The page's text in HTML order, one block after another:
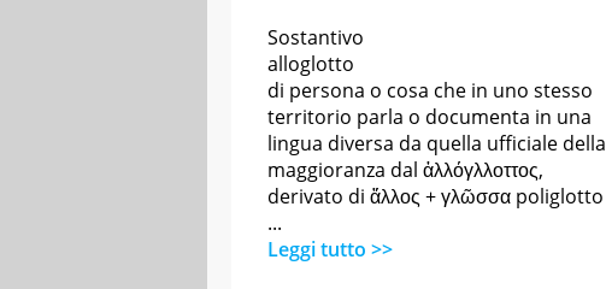
Sostantivo
alloglotto
di persona o cosa che in uno stesso
territorio parla o documenta in una
lingua diversa da quella ufficiale della
maggioranza dal ἀλλόγλλοττος,
derivato di ἄλλος + γλῶσσα poliglotto
...
Leggi tutto >>